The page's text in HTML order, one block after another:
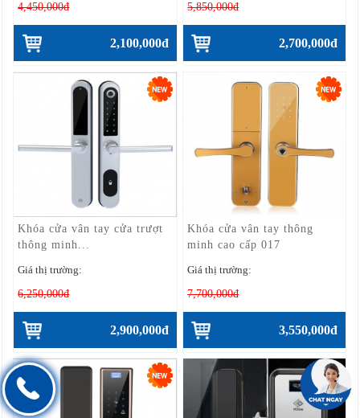
4,450,000đ
2,100,000đ
5,850,000đ
2,700,000đ
Khóa cửa vân tay cửa trượt
thông minh...
Giá thị trường:
6,250,000đ
2,900,000đ
Khóa cửa vân tay thông
minh cao cấp 017
Giá thị trường:
7,700,000đ
3,550,000đ